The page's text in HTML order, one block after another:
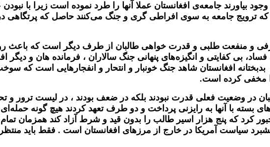
بیاورند جامعه‌ی افغانستان عملا آنها را طرد نموده است زیرا با
ترویج جامعه به سوی افراطی گری و جنگ می‌کنند حاصل ‌که پرتگاهی
و منفعت طلبی و قدرت خواهی طالبان از طرف دیگر است که باعث
بی کفایتی و انگیزه‌های پنهانی جنگ سالاران ، فرمانده هان و دیگر
افغانستان شاهد جنگ خونبار و انتحار و انفجارهایی است که
مخفی کرده است.
در وضعیت فعلی قدرت نبودند بلکه در ضعف بودند ، در لیست ترور و
بسته با آنها به رایزنی پرداخت و دو طرف تعهد کردند هیچ گونه حمله‌ای
کرد که پنج هزار اسیر طالب را بدون قید و شرط آزاد کند همزمان تمام
سیاست آمریکا در خارج از مرزهای افغانستان است . فقط باید